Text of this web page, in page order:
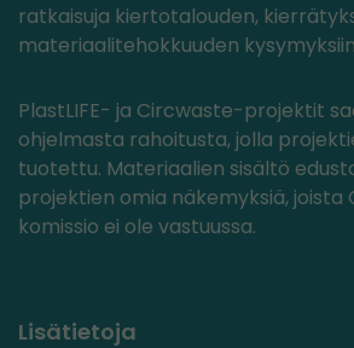
ratkaisuja kiertotalouden,
materiaalitehokkuuden
PlastLIFE- ja Circwaste-projektit
ohjelmasta rahoitusta, jolla
tuotettu. Materiaalien sisältö
projektien omia näkemyksiä, joista
komissio ei ole vastuussa.
Lisätietoja